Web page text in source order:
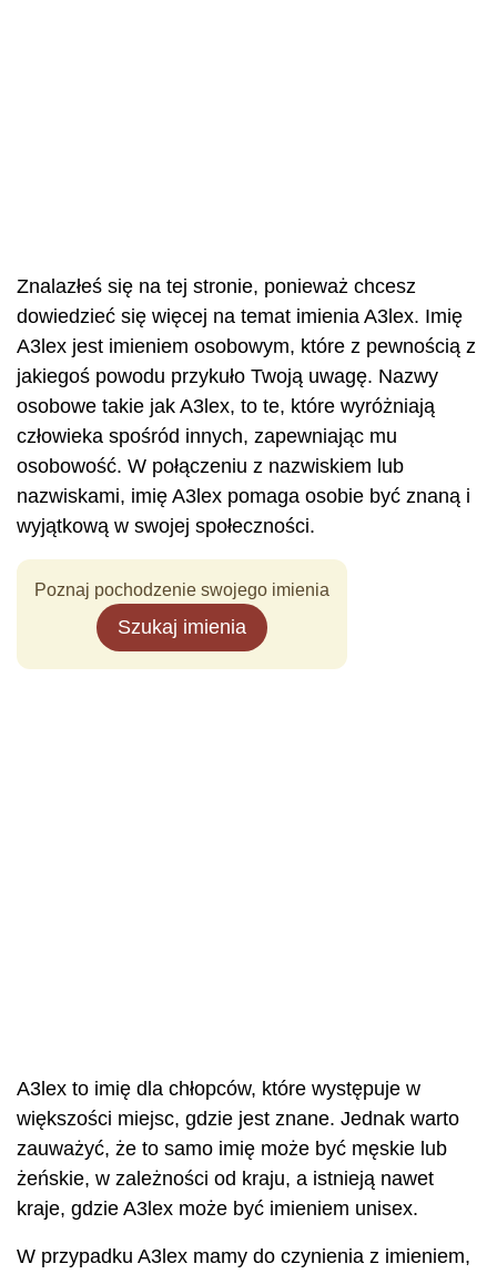
Znalazłeś się na tej stronie, ponieważ chcesz
dowiedzieć się więcej na temat imienia A3lex. Imię
A3lex jest imieniem osobowym, które z pewnością z
jakiegoś powodu przykuło Twoją uwagę. Nazwy
osobowe takie jak A3lex, to te, które wyróżniają
człowieka spośród innych, zapewniając mu
osobowość. W połączeniu z nazwiskiem lub
nazwiskami, imię A3lex pomaga osobie być znaną i
wyjątkową w swojej społeczności.
Poznaj pochodzenie swojego imienia
Szukaj imienia
A3lex to imię dla chłopców, które występuje w
większości miejsc, gdzie jest znane. Jednak warto
zauważyć, że to samo imię może być męskie lub
żeńskie, w zależności od kraju, a istnieją nawet
kraje, gdzie A3lex może być imieniem unisex.
W przypadku A3lex mamy do czynienia z imieniem,